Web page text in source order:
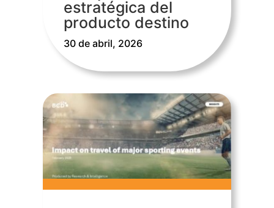
estratégica del
producto destino
30 de abril, 2026